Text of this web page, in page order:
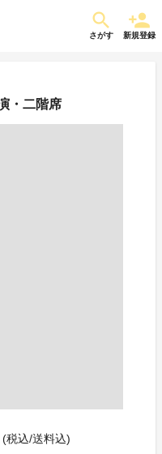
さがす 新規登録
・二階席
(税込/送料込)